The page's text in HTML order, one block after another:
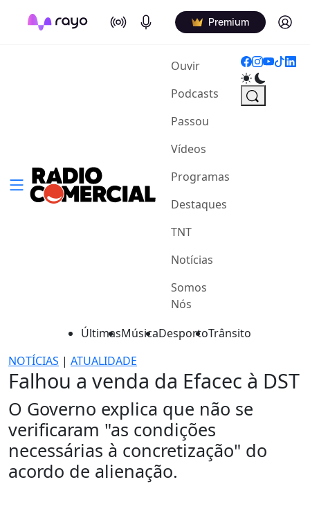
On Air Podcasts Premium Log in
Ouvir(current)
Podcasts
Passou
Vídeos
Programas
Destaques
TNT
Notícias
Somos
Nós
ÚltimasMúsicaDesportoTrânsito
NOTÍCIAS | ATUALIDADE
Falhou a venda da Efacec à DST
O Governo explica que não se
verificaram "as condições
necessárias à concretização" do
acordo de alienação.